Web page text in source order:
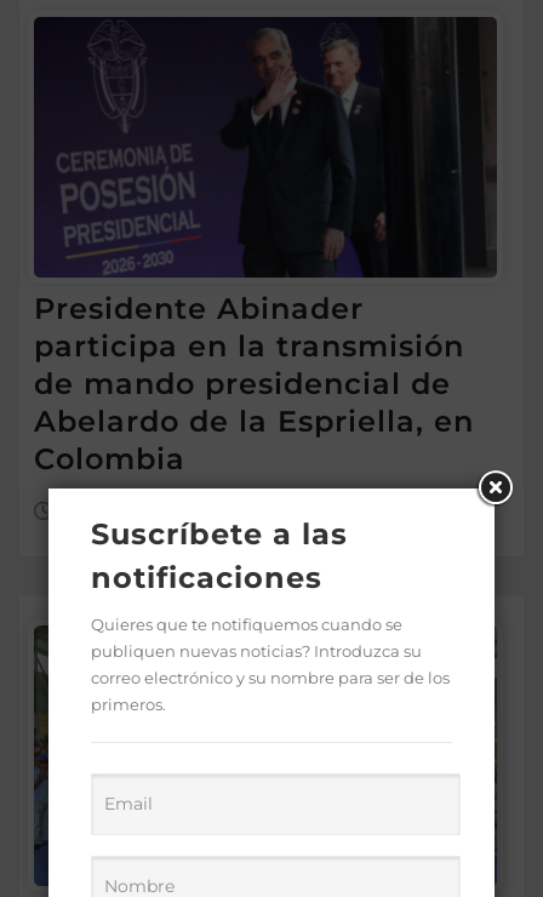
Presidente Abinader
participa en la transmisión
de mando presidencial de
Abelardo de la Espriella, en
Colombia
Suscríbete a las
notificaciones
Quieres que te notifiquemos cuando se
publiquen nuevas noticias? Introduzca su
correo electrónico y su nombre para ser de los
primeros.